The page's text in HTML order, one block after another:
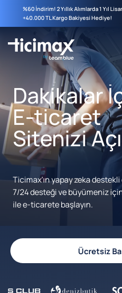
%60 İndirim! 2 Yıllık Alımlarda 1 Yıl
+40.000 TL Kargo Bakiyesi Hediye!
Dakikalar
E-ticaret
Sitenizi
Ticimax'ın yapay zeka
7/24 desteği ve büyümeniz
ile e-ticarete başlayın.
Ücretsiz